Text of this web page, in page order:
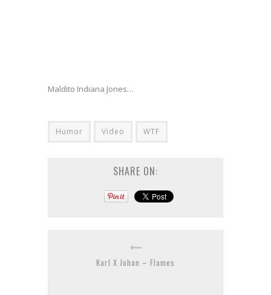
Maldito Indiana Jones…
Humor Video WTF
SHARE ON:
Karl X Johan – Flames